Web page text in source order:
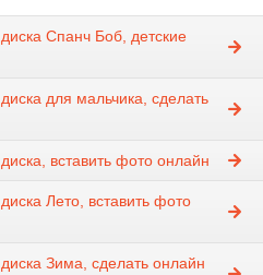
Спанч Боб, детские
для мальчика, сделать
вставить фото онлайн
Лето, вставить фото
Зима, сделать онлайн